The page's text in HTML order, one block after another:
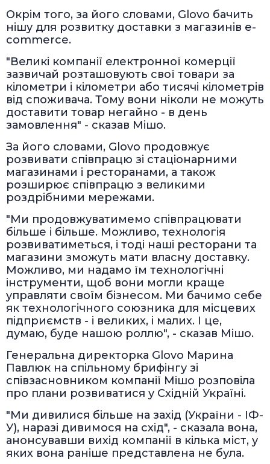
Окрім того, за його словами, Glovo бачить
нішу для розвитку доставки з магазинів e-
commerce.
"Великі компанії електронної комерції
зазвичай розташовують свої товари за
кілометри і кілометри або тисячі кілометрів
від споживача. Тому вони ніколи не можуть
доставити товар негайно - в день
замовлення" - сказав Мішо.
За його словами, Glovo продовжує
розвивати співпрацю зі стаціонарними
магазинами і ресторанами, а також
розширює співпрацю з великими
роздрібними мережами.
"Ми продовжуватимемо співпрацювати
більше і більше. Можливо, технологія
розвиватиметься, і тоді наші ресторани та
магазини зможуть мати власну доставку.
Можливо, ми надамо їм технологічні
інструменти, щоб вони могли краще
управляти своїм бізнесом. Ми бачимо себе
як технологічного союзника для місцевих
підприємств - і великих, і малих. І це,
думаю, буде нашою роллю", - сказав Мішо.
Генеральна директорка Glovo Марина
Павлюк на спільному брифінгу зі
співзасновником компанії Мішо розповіла
про плани розвиватися у Східній Україні.
"Ми дивилися більше на захід (України - ІФ-
У), наразі дивимося на схід", - сказала вона,
анонсувавши вихід компанії в кілька міст, у
яких вона раніше представлена не була.